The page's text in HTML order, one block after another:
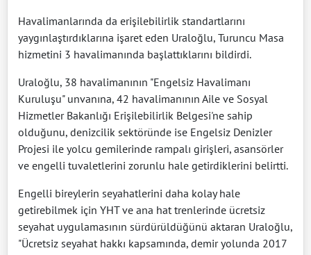
Havalimanlarında da erişilebilirlik standartlarını
yaygınlaştırdıklarına işaret eden Uraloğlu, Turuncu Masa
hizmetini 3 havalimanında başlattıklarını bildirdi.
Uraloğlu, 38 havalimanının "Engelsiz Havalimanı
Kuruluşu" unvanına, 42 havalimanının Aile ve Sosyal
Hizmetler Bakanlığı Erişilebilirlik Belgesi'ne sahip
olduğunu, denizcilik sektöründe ise Engelsiz Denizler
Projesi ile yolcu gemilerinde rampalı girişleri, asansörler
ve engelli tuvaletlerini zorunlu hale getirdiklerini belirtti.
Engelli bireylerin seyahatlerini daha kolay hale
getirebilmek için YHT ve ana hat trenlerinde ücretsiz
seyahat uygulamasının sürdürüldüğünü aktaran Uraloğlu,
"Ücretsiz seyahat hakkı kapsamında, demir yolunda 2017